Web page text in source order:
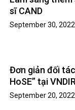
sĩ CAND
September 30, 2022
Đơn giản đối
HoSE” tại
September 20, 2022